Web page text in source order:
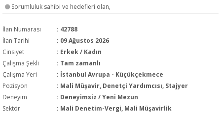
Sorumluluk sahibi ve hedefleri olan,
İlan Numarası
: 42788
İlan Tarihi
: 09 Ağustos 2026
Cinsiyet
: Erkek / Kadın
Çalışma Şekli
: Tam zamanlı
Çalışma Yeri
: İstanbul Avrupa - Küçükçekmece
Pozisyon
: Mali Müşavir, Denetçi Yardımcısı, Stajyer
Deneyim
: Deneyimsiz / Yeni Mezun
Sektör
: Mali Denetim-Vergi, Mali Müşavirlik